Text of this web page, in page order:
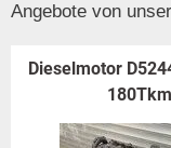
Angebote von
Dieselmotor